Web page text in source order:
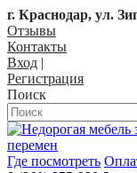
г. Краснодар, ул.
Отзывы
Контакты
Вход |
Регистрация
Поиск
Где посмотреть